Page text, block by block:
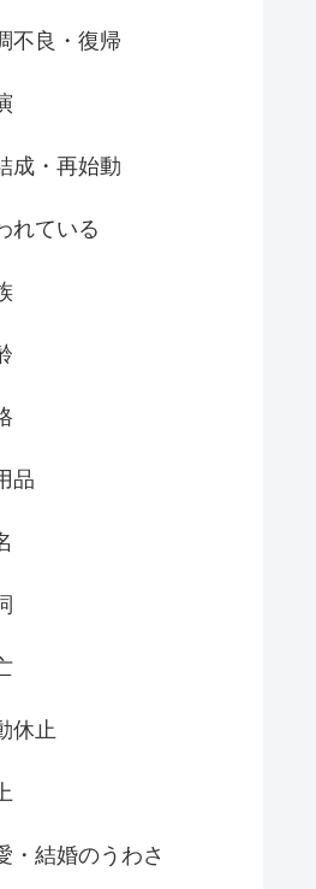
不良・復帰
成・再始動
れている
品
休止
・結婚のうわさ